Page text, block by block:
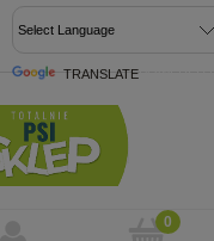
TRANSLATE